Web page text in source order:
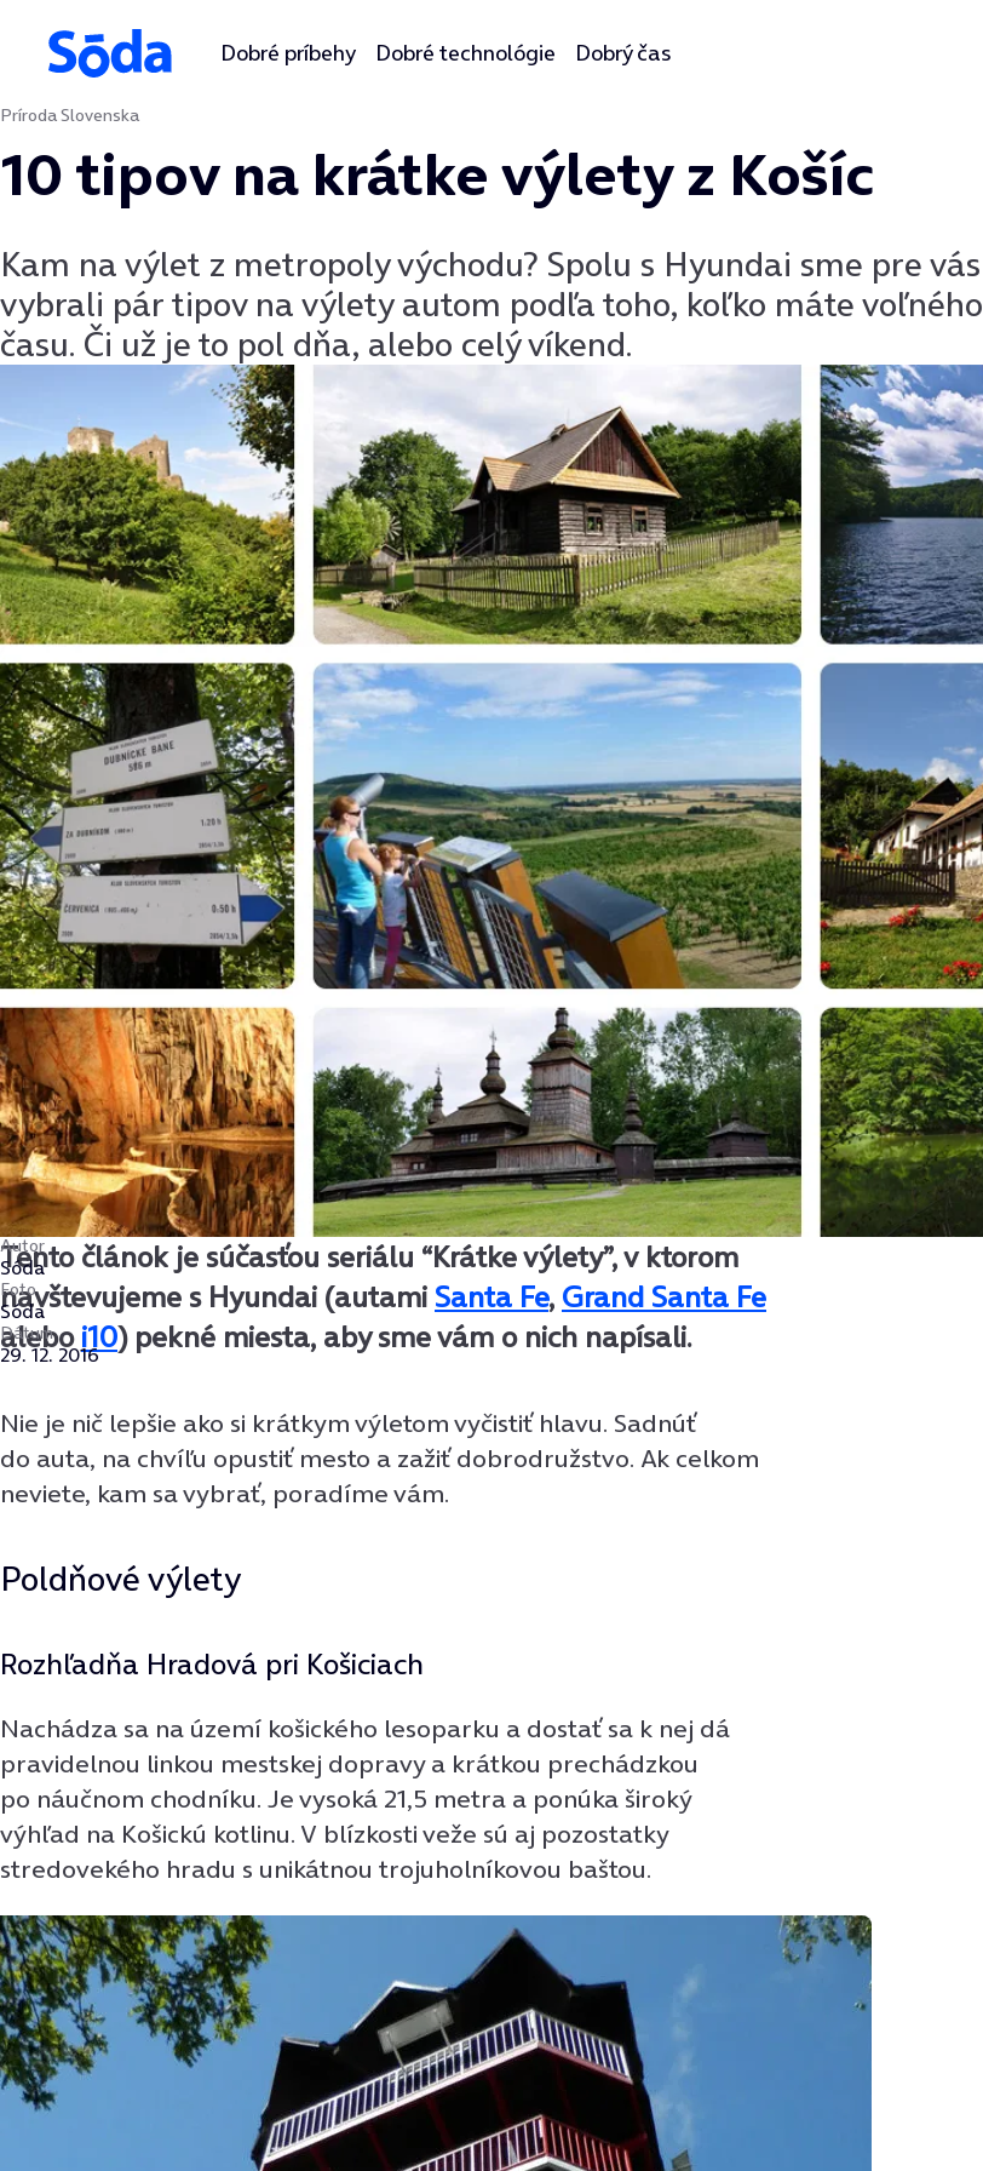
Preskočiť na obsah
Dobré príbehy Dobré technológie Dobrý čas
Príroda Slovenska
10 tipov na krátke výlety z Košíc
Kam na výlet z metropoly východu? Spolu s Hyundai sme pre vás
vybrali pár tipov na výlety autom podľa toho, koľko máte voľného
času. Či už je to pol dňa, alebo celý víkend.
Autor
Sóda
Foto
Sóda
Dátum
29. 12. 2016
Tento článok je súčasťou seriálu “Krátke výlety”, v ktorom
navštevujeme s Hyundai (autami Santa Fe, Grand Santa Fe
aleboi10) pekné miesta, aby sme vám o nich napísali.
Nie je nič lepšie ako si krátkym výletom vyčistiť hlavu. Sadnúť
do auta, na chvíľu opustiť mesto a zažiť dobrodružstvo. Ak celkom
neviete, kam sa vybrať, poradíme vám.
Poldňové výlety
Rozhľadňa Hradová pri Košiciach
Nachádza sa na území košického lesoparku a dostať sa k nej dá
pravidelnou linkou mestskej dopravy a krátkou prechádzkou
po náučnom chodníku. Je vysoká 21,5 metra a ponúka široký
výhľad na Košickú kotlinu. V blízkosti veže sú aj pozostatky
stredovekého hradu s unikátnou trojuholníkovou baštou.